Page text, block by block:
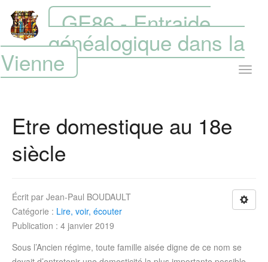
GE86 - Entraide
généalogique dans la
Vienne
Etre domestique au 18e
siècle
Écrit par Jean-Paul BOUDAULT
Catégorie : Lire, voir, écouter
Publication : 4 janvier 2019
Sous l’Ancien régime, toute famille aisée digne de ce nom se